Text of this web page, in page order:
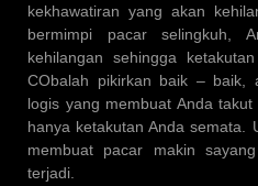
kekhawatiran yang akan
bermimpi pacar selingkuh,
kehilangan sehingga
CObalah pikirkan baik – baik,
logis yang membuat Anda
hanya ketakutan Anda semata.
membuat pacar makin
terjadi.